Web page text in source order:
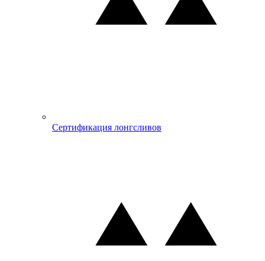
Сертификация лонгсливов